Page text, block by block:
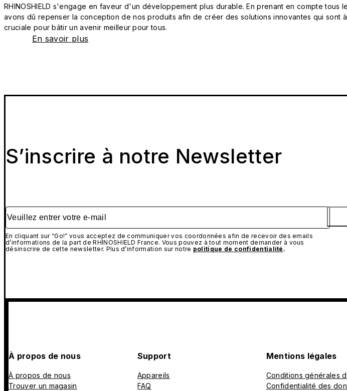
RHINOSHIELD s'engage en faveur d'un développement plus durable. En prenant en compte
avons dû repenser la conception de nos produits afin de créer des solutions innovantes qui
cruciale pour bâtir un avenir meilleur pour tous.
En savoir plus
S’inscrire à notre Newsletter
Veuillez entrer votre e-mail
En cliquant sur “Go!” vous acceptez de communiquer vos coordonnées afin de recevoir des emails
d’informations de la part de RHINOSHIELD France. Vous pouvez à tout moment demander à vous
désinscrire de cette newsletter. Plus d’information sur notre politique de confidentialité .
À propos de nous
À propos de nous
Trouver un magasin
Support
Appareils
FAQ
Mentions légales
Conditions générales
Confidentialité des